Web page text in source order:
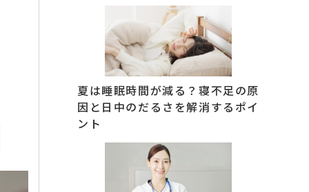
夏は睡眠時間が減る？寝不足の原
因と日中のだるさを解消するポイ
ント